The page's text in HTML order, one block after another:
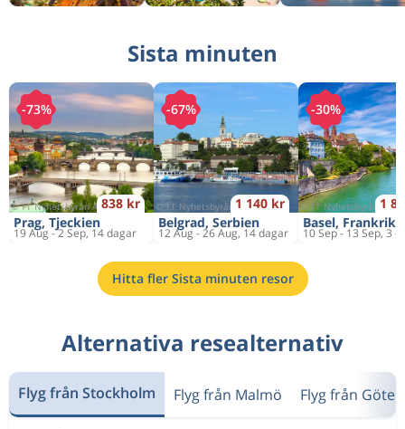
Tur & returGöteborgtill
till
Sista minuten
-73%
Prag, Tjeckien
19 Aug - 2 Sep, 14 dagar
838 kr
-67%
Belgrad, Serbien
12 Aug - 26 Aug, 14 dagar
1 140 kr
-30%
Basel, Frankrike
10 Sep - 13 Sep, 3
1
Hitta fler Sista minuten resor
Alternativa resealternativ
Flyg från Stockholm Flyg från Malmö Flyg från